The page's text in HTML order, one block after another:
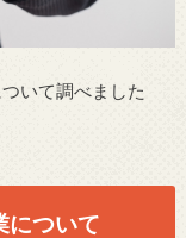
いて調べました
について